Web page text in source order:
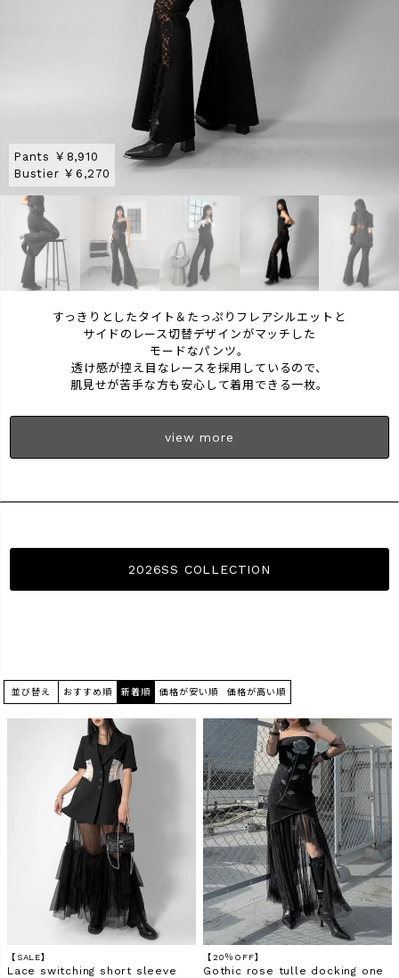
Pants ￥8,910
Bustier ￥6,270
Pants ￥8,910
Bustier ￥6,270
Shirt ￥6,380
Tie ￥4,180
Pants ￥8,910
Bustier ￥6,270
Pants ￥8,910
Jacket ￥8,910
すっきりとしたタイト＆たっぷりフレアシルエットと
サイドのレース切替デザインがマッチした
モードなパンツ。
透け感が控え目なレースを採用しているので、
肌見せが苦手な方も安心して着用できる一枚。
view more
2026SS COLLECTION
並び替え おすすめ順 新着順 価格が安い順 価格が高い順
【SALE】
Lace switching short sleeve
【20％OFF】
Gothic rose tulle docking one